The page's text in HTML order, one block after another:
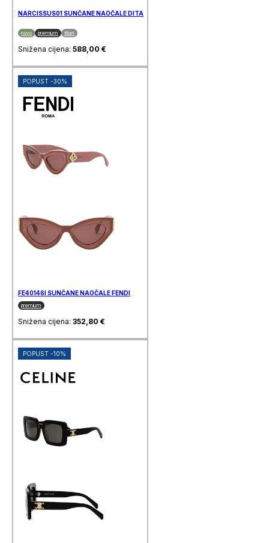
NARCISSUS01 SUNČANE NAOČALE DITA
novo premium titan
Snižena cijena: 588,00 €
POPUST -30%
FE40146I SUNČANE NAOČALE FENDI
premium
Snižena cijena: 352,80 €
POPUST -10%